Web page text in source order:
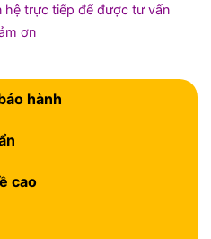
hệ trực tiếp để được tư vấn
ơn
hành
cao